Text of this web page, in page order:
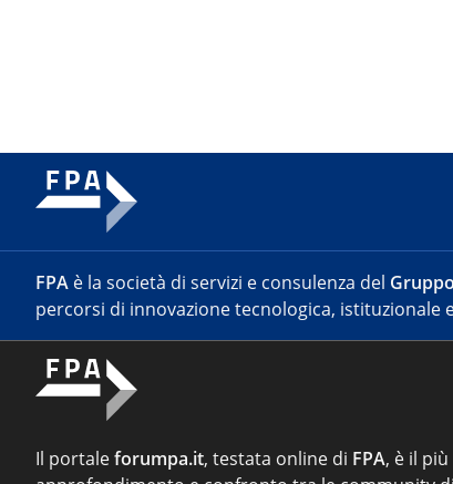
FPA è la società di servizi e consulenza del
percorsi di innovazione tecnologica, istituzionale
Il portaleforumpa.it, testata online di FPA, è il